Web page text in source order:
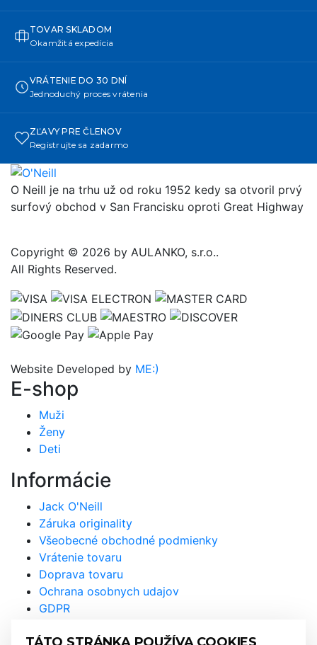
TOVAR SKLADOM
Okamžitá expedícia
VRÁTENIE DO 30 DNÍ
Jednoduchý proces vrátenia
ZĽAVY PRE ČLENOV
Registrujte sa zadarmo
O Neill je na trhu už od roku 1952 kedy sa otvoril prvý
surfový obchod v San Francisku oproti Great Highway
Copyright © 2026 by AULANKO, s.r.o..
All Rights Reserved.
Website Developed by ME:)
E-shop
Muži
Ženy
Deti
Informácie
Jack O'Neill
Záruka originality
Všeobecné obchodné podmienky
Vrátenie tovaru
Doprava tovaru
Ochrana osobnych udajov
GDPR
Prihláste sa na odber